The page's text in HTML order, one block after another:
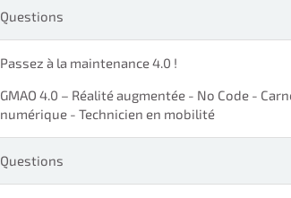
Questions
Passez à la maintenance 4.0 !
GMAO 4.0 – Réalité augmentée - No Code -
numérique - Technicien en mobilité
Questions